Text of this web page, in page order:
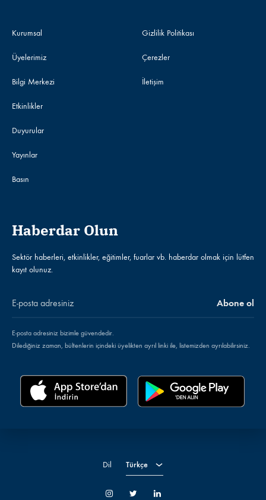
Kurumsal
Üyelerimiz
Bilgi Merkezi
Etkinlikler
Duyurular
Yayınlar
Basın
Gizlilik Politikası
Çerezler
İletişim
Haberdar Olun
Sektör haberleri, etkinlikler, eğitimler, fuarlar vb. haberdar olmak için lütfen
kayıt olunuz.
E-posta adresiniz bizimle güvendedir.
Dilediğiniz zaman, bültenlerin içindeki üyelikten ayrıl linki ile, listemizden ayrılabilirsiniz.
İnstagramTwitter LinkedIn
Dil Türkçe